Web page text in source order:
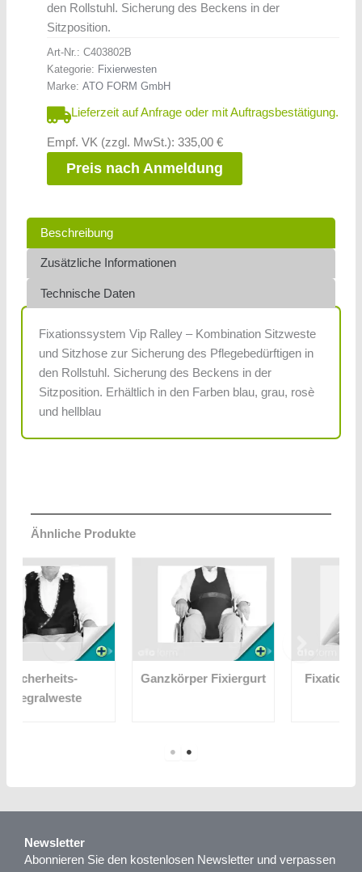
den Rollstuhl. Sicherung des Beckens in der
Sitzposition.
Art-Nr.: C403802B
Kategorie: Fixierwesten
Marke: ATO FORM GmbH
Lieferzeit auf Anfrage oder mit Auftragsbestätigung.
Empf. VK (zzgl. MwSt.): 335,00 €
Preis nach Anmeldung
Beschreibung
Zusätzliche Informationen
Technische Daten
Fixationssystem Vip Ralley – Kombination Sitzweste
und Sitzhose zur Sicherung des Pflegebedürftigen in
den Rollstuhl. Sicherung des Beckens in der
Sitzposition. Erhältlich in den Farben blau, grau, rosè
und hellblau
Ähnliche Produkte
Ganzkörper Fixiergurt Fixationssystem VIP
Newsletter
Abonnieren Sie den kostenlosen Newsletter und verpassen